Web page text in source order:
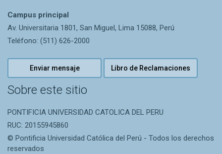
Campus principal
Av. Universitaria 1801, San Miguel, Lima 15088, Perú
Teléfono: (511) 626-2000
Enviar mensaje Libro de Reclamaciones
Sobre este sitio
PONTIFICIA UNIVERSIDAD CATOLICA DEL PERU
RUC: 20155945860
© Pontificia Universidad Católica del Perú - Todos los derechos
reservados